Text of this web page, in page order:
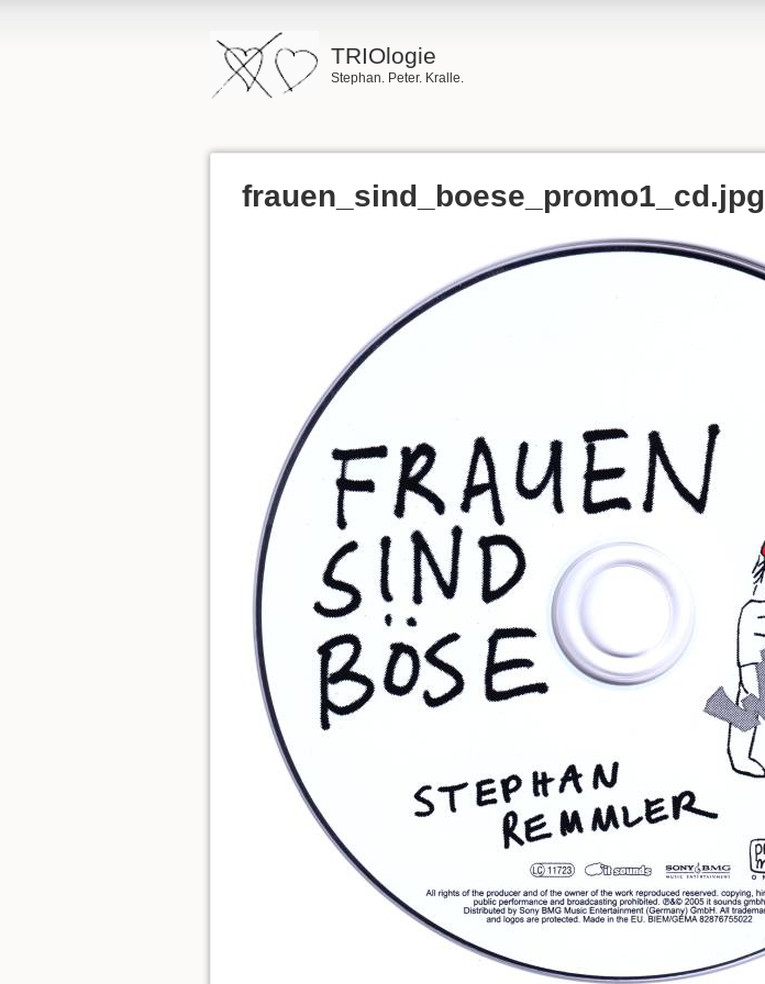
TRIOlogie
Stephan. Peter. Kralle.
frauen_sind_boese_promo1_cd.jpg